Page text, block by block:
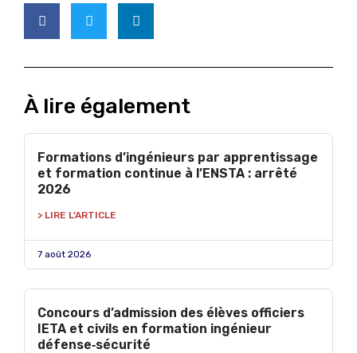
À lire également
Formations d’ingénieurs par apprentissage
et formation continue à l’ENSTA : arrêté
2026
> LIRE L'ARTICLE
7 août 2026
Concours d’admission des élèves officiers
IETA et civils en formation ingénieur
défense‑sécurité